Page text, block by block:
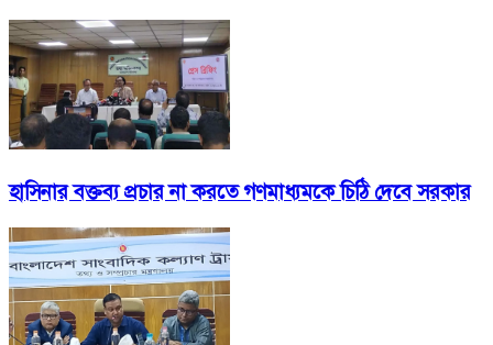
হাসিনার বক্তব্য প্রচার না করতে গণমাধ্যমকে চিঠি দেবে সরকার